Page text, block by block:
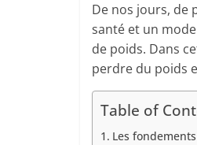
De nos jours, de
santé et un
de poids. Dans
perdre du poids
Table of
Les